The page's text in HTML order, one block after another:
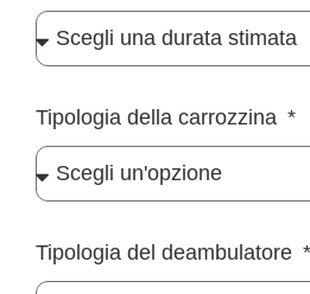
Tipologia della carrozzina
Tipologia del deambulatore